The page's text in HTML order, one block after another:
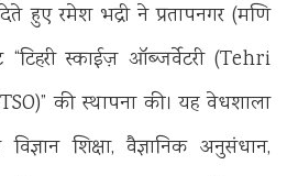
हुए रमेश भद्री ने प्रतापनगर (मणि
स्काईज़ ऑब्जर्वेटरी (Tehri
की स्थापना की। यह वेधशाला
शिक्षा, वैज्ञानिक अनुसंधान,